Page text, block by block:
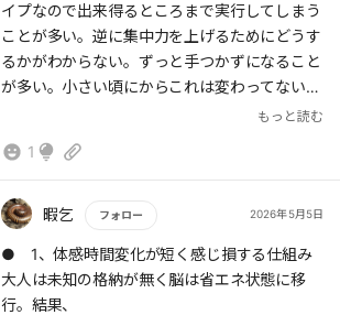
イプなので出来得るところまで実行してしまう
ことが多い。逆に集中力を上げるためにどうす
るかがわからない。ずっと手つかずになること
が多い。小さい頃にからこれは変わってないよ
うに思う。この集中力を長く継続させることを
もっと読む
1
暇乞 フォロー 2026年5月5日
もっと読む
● 1、体感時間変化が短く感じ損する仕組み
大人は未知の格納が無く脳は省エネ状態に移
行。結果、